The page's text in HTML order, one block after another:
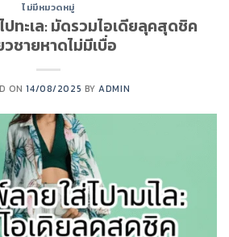
ไม่มีหมวดหมู่
ทะเล: มัดรวมไอเดียลุคสุดชิค
วชายหาดไม่มีเบื่อ
ON14/08/2025 BYADMIN